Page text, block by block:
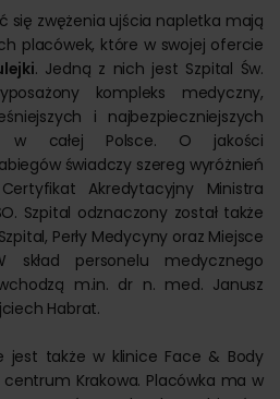
się zwężenia ujścia napletka mają
placówek, które w swojej ofercie
. Jedną z nich jest Szpital Św.
kompleks medyczny,
i najbezpieczniejszych
całej Polsce. O jakości
świadczy szereg wyróżnień
Akredytacyjny Ministra
Szpital odznaczony został także
Perły Medycyny oraz Miejsce
skład personelu medycznego
m.in. dr n. med. Janusz
Habrat.
jest także w klinice Face & Body
Krakowa. Placówka ma w